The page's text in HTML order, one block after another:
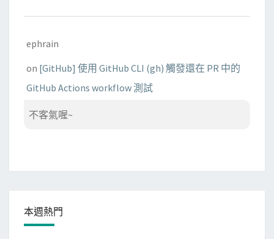
ephrain
on [GitHub] 使用 GitHub CLI (gh) 觸發還在 PR 中的
GitHub Actions workflow 測試
不客氣喔~
本週熱門